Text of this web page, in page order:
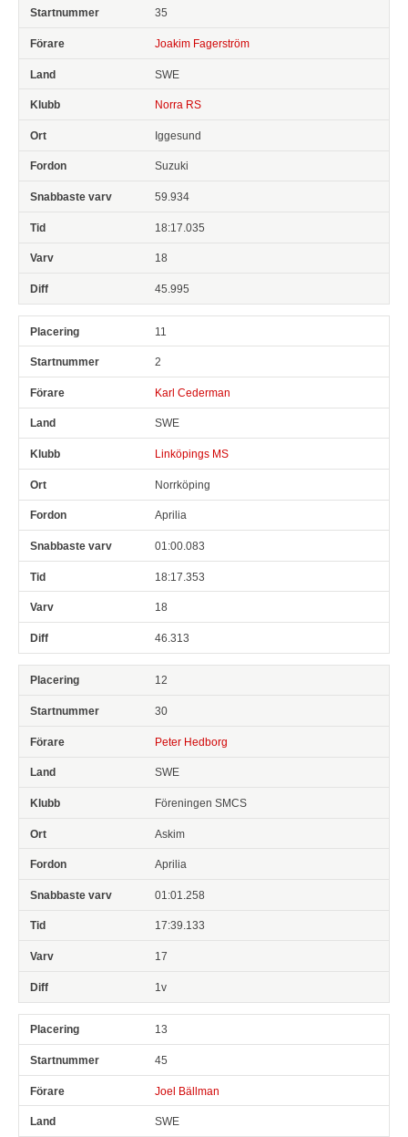
35
Joakim Fagerström
SWE
Norra RS
Iggesund
Suzuki
59.934
18:17.035
18
45.995
11
2
Karl Cederman
SWE
Linköpings MS
Norrköping
Aprilia
01:00.083
18:17.353
18
46.313
12
30
Peter Hedborg
SWE
Föreningen SMCS
Askim
Aprilia
01:01.258
17:39.133
17
1v
13
45
Joel Bällman
SWE